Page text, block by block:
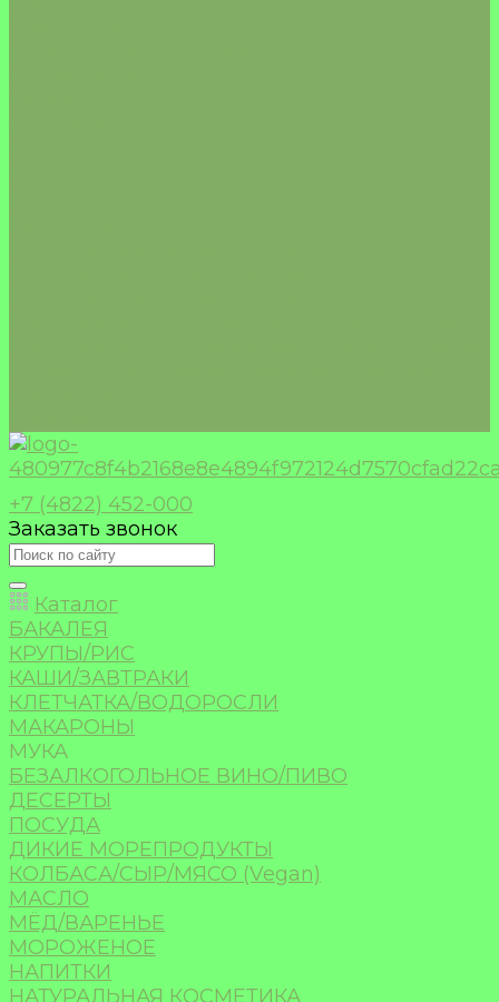
+7 (4822) 452-000
Заказать звонок
Каталог
БАКАЛЕЯ
КРУПЫ/РИС
КАШИ/ЗАВТРАКИ
КЛЕТЧАТКА/ВОДОРОСЛИ
МАКАРОНЫ
МУКА
БЕЗАЛКОГОЛЬНОЕ ВИНО/ПИВО
ДЕСЕРТЫ
ПОСУДА
ДИКИЕ МОРЕПРОДУКТЫ
КОЛБАСА/СЫР/МЯСО (Vegan)
МАСЛО
МЁД/ВАРЕНЬЕ
МОРОЖЕНОЕ
НАПИТКИ
НАТУРАЛЬНАЯ КОСМЕТИКА